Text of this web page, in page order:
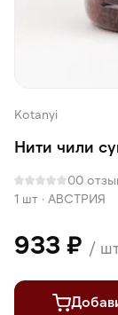
Kotanyi
Нити чили
00
1 шт · АВСТРИЯ
933 ₽ /